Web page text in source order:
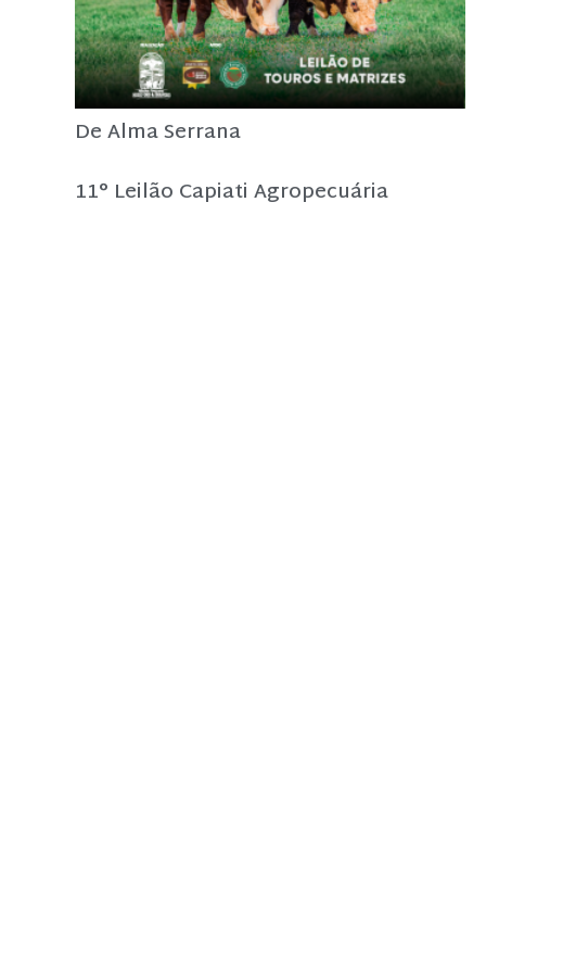
De Alma Serrana
11° Leilão Capiati Agropecuária